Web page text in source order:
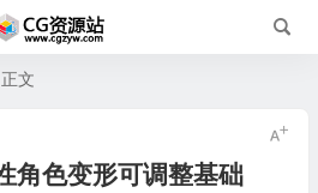
正文
角色变形可调整基础